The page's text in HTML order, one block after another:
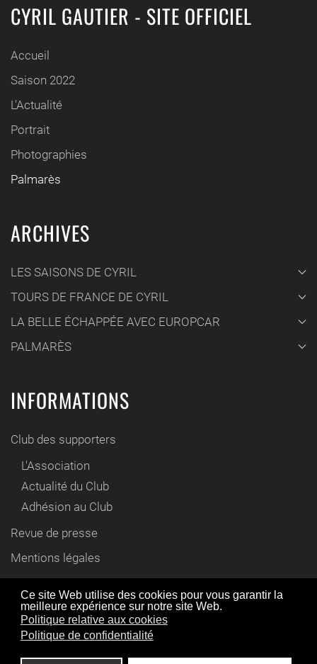
Ce site Web utilise des cookies pour vous garantir la
meilleure expérience sur notre site Web.
Politique relative aux cookies
Politique de confidentialité
CYRIL GAUTIER - SITE OFFICIEL
Accueil
Saison 2022
L'Actualité
Portrait
Photographies
Palmarès
ARCHIVES
LES SAISONS DE CYRIL
TOURS DE FRANCE DE CYRIL
LA BELLE ÉCHAPPÉE AVEC EUROPCAR
PALMARÈS
INFORMATIONS
Club des supporters
L'Association
Actualité du Club
Adhésion au Club
Revue de presse
Mentions légales
Contact
© www.cyril-gautier.fr 2012 / 2021
En utilisant ce site Web, vous acceptez l'utilisation de
cookies comme décrit dans notre politique de